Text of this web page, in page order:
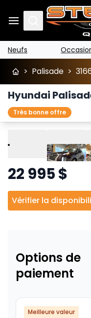
Search
Neufs
> Palisade >
Hyundai
Très bonne offre
Lire Précédent
Suivant
22 995$
Vérifier la
Options de
paiement
Meilleure valeur